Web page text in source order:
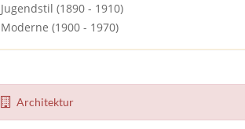
Jugendstil (1890 - 1910)
Moderne (1900 - 1970)
Architektur